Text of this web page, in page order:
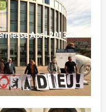
April 2013